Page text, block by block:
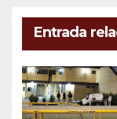
Entrada